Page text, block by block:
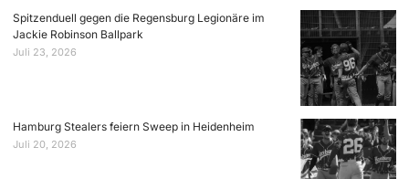
Spitzenduell gegen die Regensburg Legionäre im
Jackie Robinson Ballpark
Juli 23, 2026
Hamburg Stealers feiern Sweep in Heidenheim
Juli 20, 2026